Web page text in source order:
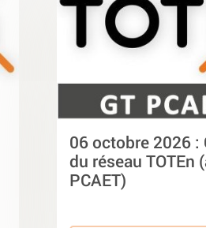
06 octobre 2026 :
du réseau TOTEn
PCAET)